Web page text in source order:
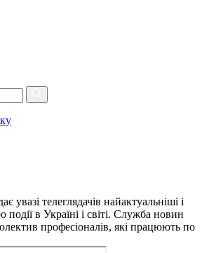
телеглядачів найактуальніші і
в Україні і світі. Служба новин
професіоналів, які працюють по